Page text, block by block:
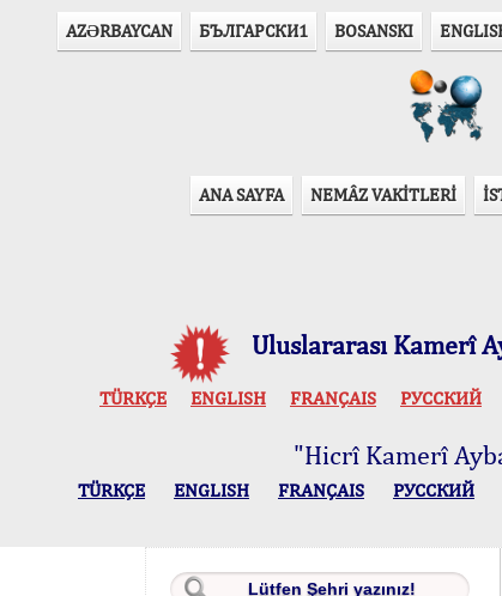
AZӘRBAYCAN БЪЛГАРСКИ1 BOSANSKI
ANA SAYFA NEMÂZ VAKİTLERİ
Uluslararası Kamerî
TÜRKÇE ENGLISH FRANÇAIS РУССКИЙ
"Hicrî Kamerî
TÜRKÇE ENGLISH FRANÇAIS РУССКИЙ